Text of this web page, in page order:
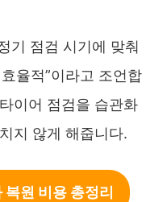
기 점검 시기에 맞춰
율적”이라고 조언합
이어 점검을 습관화
지 않게 해줍니다.
원 비용 총정리